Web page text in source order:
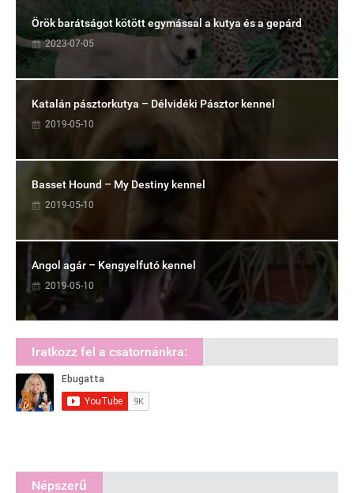
Örök barátságot kötött egymással a kutya és a gepárd
2023-07-05
Katalán pásztorkutya – Délvidéki Pásztor kennel
2019-05-10
Basset Hound – My Destiny kennel
2019-05-10
Angol agár – Kengyelfutó kennel
2019-05-10
Iratkozz fel a csatornánkra:
Népszerű